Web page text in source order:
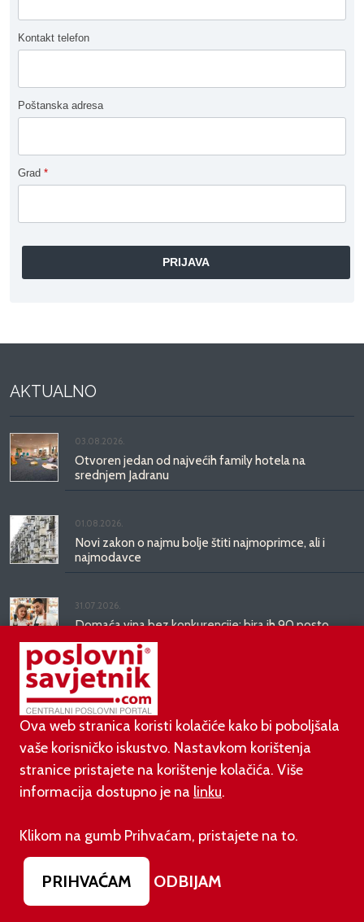
Kontakt telefon
Poštanska adresa
Grad *
AKTUALNO
03.08.2026.
Otvoren jedan od najvećih family hotela na
srednjem Jadranu
01.08.2026.
Novi zakon o najmu bolje štiti najmoprimce, ali i
najmodavce
31.07.2026.
Domaća vina bez konkurencije: bira ih 90 posto
hrvatskih potrošača
31.07.2026.
Ovako će izgledati novo ruho zgrade koja je
godinama ruglo zapadnog Zagreba
PODUZETNIŠTVO
01.08.2026.
adidas i Hrvatski nogometni savez objavili
višegodišnje partnerstvo
Ova web stranica koristi kolačiće kako bi poboljšala
vaše korisničko iskustvo. Nastavkom korištenja
stranice pristajete na korištenje kolačića. Više
informacija dostupno je na linku.
Klikom na gumb Prihvaćam, pristajete na to.
PRIHVAĆAM ODBIJAM